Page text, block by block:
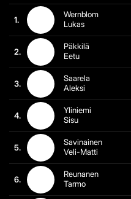
1.
Wernblom
Lukas
2.
Päkkilä
Eetu
3.
Saarela
Aleksi
4.
Yliniemi
Sisu
5.
Savinainen
Veli-Matti
6.
Reunanen
Tarmo